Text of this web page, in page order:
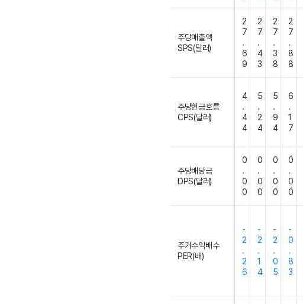
주당매출액
SPS(달러)
2
7
.
6
9
2
7
.
4
3
2
7
.
3
8
2
7
.
8
8
주당현금흐름
CPS(달러)
4
.
4
4
5
.
2
4
5
.
9
4
6
.
1
7
주당배당금
DPS(달러)
0
.
0
0
0
.
0
0
0
.
0
0
0
.
0
0
주가수익배수
PER(배)
-
2
.
2
6
-
2
.
1
4
-
2
.
0
5
-
0
.
8
3